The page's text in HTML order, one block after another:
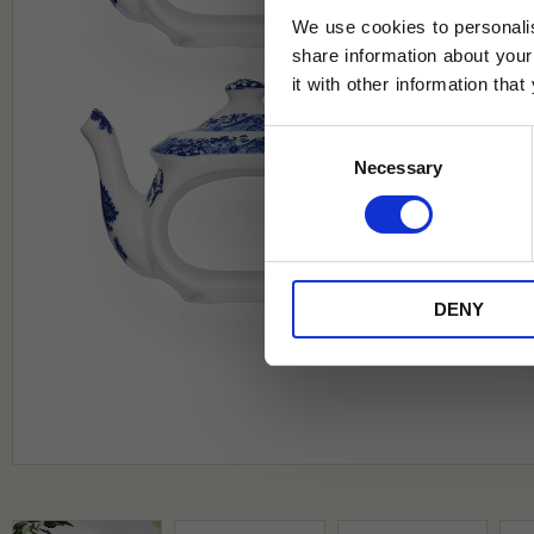
We use cookies to
share information about
it with other information that
Consent
Necessary
DENY
Jag samtycker till Tehuset Javas
* Rabatten gäller endast online på
på ordinarie priser och kan ej